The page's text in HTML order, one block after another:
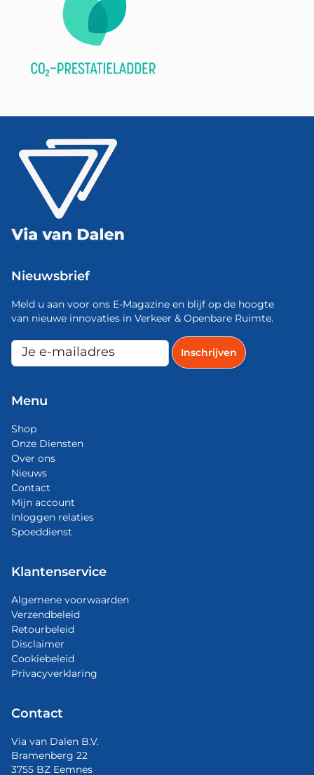
Nieuwsbrief
Meld u aan voor ons E-Magazine en blijf op de hoogte
van nieuwe innovaties in Verkeer & Openbare Ruimte.
Menu
Shop
Onze Diensten
Over ons
Nieuws
Contact
Mijn account
Inloggen relaties
Spoeddienst
Klantenservice
Algemene voorwaarden
Verzendbeleid
Retourbeleid
Disclaimer
Cookiebeleid
Privacyverklaring
Contact
Via van Dalen B.V.
Bramenberg 22
3755 BZ Eemnes